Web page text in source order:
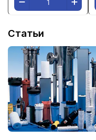
Статьи